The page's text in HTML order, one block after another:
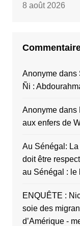
8 août 2026
Anonymedans
Ñi :
Anonymedans
aux enfers de
Au Sénégal: La
doit être
au Sénégal : le
ENQUÊTE :
soie des
d’Amérique -